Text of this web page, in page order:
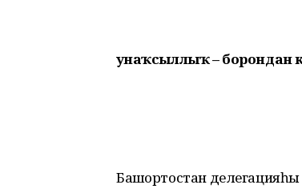
Ҡунаҡсыллыҡ – борондан
Башҡортостан